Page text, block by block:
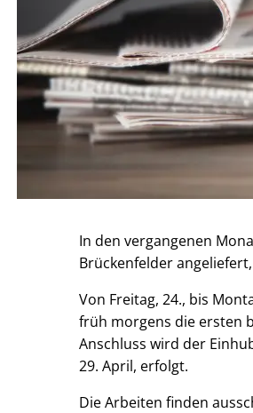
In den vergangenen
Brückenfelder
Von Freitag, 24., bis
früh morgens die ersten
Anschluss wird der
29. April, erfolgt.
Die Arbeiten finden